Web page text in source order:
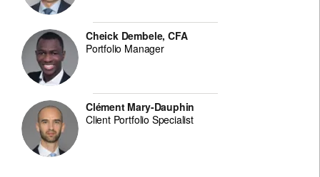
Cheick Dembele, CFA
Portfolio Manager
Clément Mary-Dauphin
Client Portfolio Specialist